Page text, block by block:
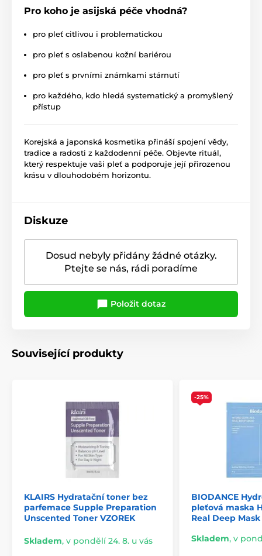
Pro koho je asijská péče vhodná?
pro pleť citlivou i problematickou
pro pleť s oslabenou kožní bariérou
pro pleť s prvními známkami stárnutí
pro každého, kdo hledá systematický a promyšlený
přístup
Korejská a japonská kosmetika přináší spojení vědy,
tradice a radosti z každodenní péče. Objevte rituál,
který respektuje vaši pleť a podporuje její přirozenou
krásu v dlouhodobém horizontu.
Diskuze
Dosud nebyly přidány žádné otázky.
Ptejte se nás, rádi poradíme
Položit dotaz
Související produkty
KLAIRS Hydratační toner bez
parfemace Supple Preparation
Unscented Toner VZOREK
Skladem, v pondělí 24. 8. u vás
-25%
BIODANCE
pleťová maska
Real Deep Mask
Skladem, v